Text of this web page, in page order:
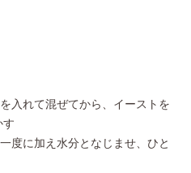
入れて混ぜてから、イーストを
す
に加え水分となじませ、ひと